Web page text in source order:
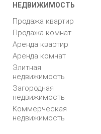
НЕДВИЖИМОСТЬ
Продажа квартир
Продажа комнат
Аренда квартир
Аренда комнат
Элитная
недвижимость
Загородная
недвижимость
Коммерческая
недвижимость